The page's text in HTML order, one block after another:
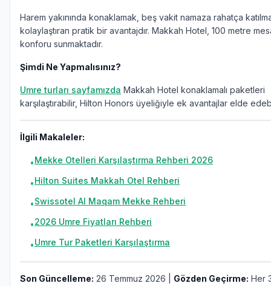
Harem yakınında konaklamak, beş vakit namaza rahatça
kolaylaştıran pratik bir avantajdır. Makkah Hotel, 100 metre
konforu sunmaktadır.
Şimdi Ne Yapmalısınız?
Umre turları sayfamızda Makkah Hotel konaklamalı paketleri
karşılaştırabilir, Hilton Honors üyeliğiyle ek avantajlar elde
İlgili Makaleler:
•Mekke Otelleri Karşılaştırma Rehberi 2026
•Hilton Suites Makkah Otel Rehberi
•Swissotel Al Maqam Mekke Rehberi
•2026 Umre Fiyatları Rehberi
•Umre Tur Paketleri Karşılaştırma
Son Güncelleme: 26 Temmuz 2026 | Gözden Geçirme: Her